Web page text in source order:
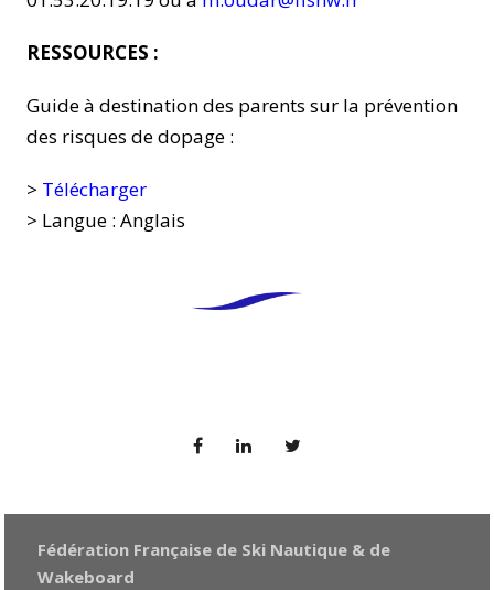
RESSOURCES :
Guide à destination des parents sur la prévention
des risques de dopage :
> Télécharger
> Langue : Anglais
Fédération Française de Ski Nautique & de
Wakeboard